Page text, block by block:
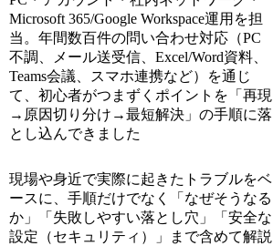
Microsoft 365/Google Workspace運用を担
当。年間数百件の問い合わせ対応（PC
不調、メール送受信、Excel/Word資料、
Teams会議、スマホ連携など）を通じ
て、初心者がつまずくポイントを「再現
→原因切り分け→最短解決」の手順に落
とし込んできました
現場や身近で実際に起きたトラブルをベ
ースに、手順だけでなく「なぜそうなる
か」「失敗しやすい落とし穴」「安全な
設定（セキュリティ）」まで含めて解説